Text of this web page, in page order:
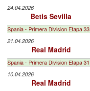
24.04.2026
Betis Sevilla
Spania - Primera Division Etapa 33
21.04.2026
Real Madrid
Spania - Primera Division Etapa 31
10.04.2026
Real Madrid